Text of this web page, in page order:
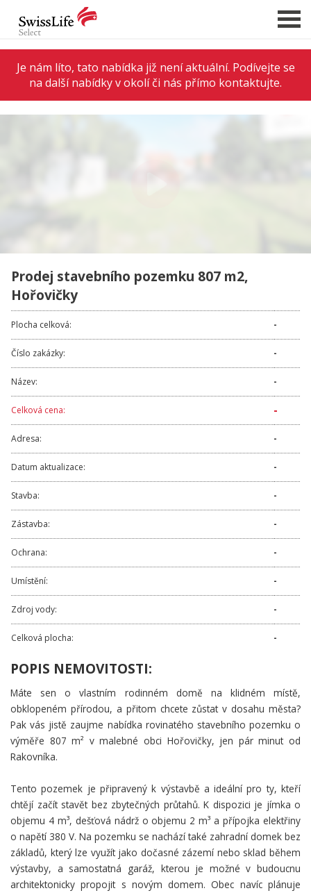
NABÍDKA NEMOVITOSTÍ
CHCI PRODAT / PRONAJMOUT
FINANCOVÁNÍ / HYPOTÉKA
KONTAKT
Je nám líto, tato nabídka již není aktuální. Podívejte se
na další nabídky v okolí či nás přímo kontaktujte.
Prodej stavebního pozemku 807 m2,
Hořovičky
Plocha celková: -
Číslo zakázky: -
Název: -
Celková cena: -
Adresa: -
Datum aktualizace: -
Stavba: -
Zástavba: -
Ochrana: -
Umístění: -
Zdroj vody: -
Celková plocha: -
POPIS NEMOVITOSTI:
Máte sen o vlastním rodinném domě na klidném místě,
obklopeném přírodou, a přitom chcete zůstat v dosahu města?
Pak vás jistě zaujme nabídka rovinatého stavebního pozemku o
výměře 807 m² v malebné obci Hořovičky, jen pár minut od
Rakovníka.
Tento pozemek je připravený k výstavbě a ideální pro ty, kteří
chtějí začít stavět bez zbytečných průtahů. K dispozici je jímka o
objemu 4 m³, dešťová nádrž o objemu 2 m³ a přípojka elektřiny
o napětí 380 V. Na pozemku se nachází také zahradní domek bez
základů, který lze využít jako dočasné zázemí nebo sklad během
výstavby, a samostatná garáž, kterou je možné v budoucnu
architektonicky propojit s novým domem. Obec navíc plánuje